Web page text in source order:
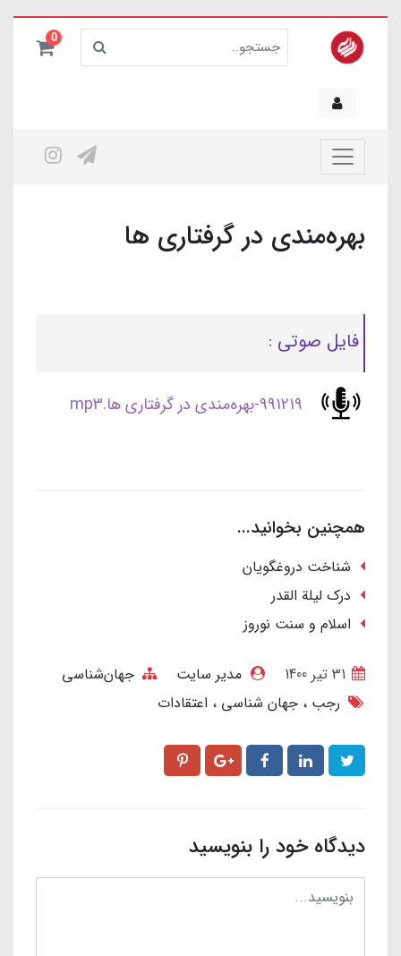
0
بهره‌مندی در گرفتاری ها
فایل صوتی :
991219-بهره‌مندی در گرفتاری ها.mp3
همچنین بخوانید...
شناخت دروغگویان
درک لیلة القدر
اسلام و سنت نوروز
مدیر سایت
جهان‌شناسی
رجب
جهان شناسی اعتقادات
دیدگاه خود را بنویسید